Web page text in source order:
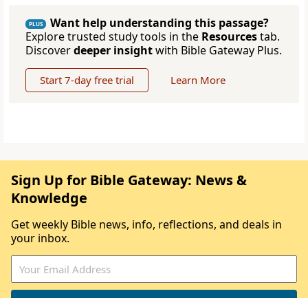
PLUS
Want help understanding this passage?
Explore trusted study tools in the Resourcestab.
Discoverdeeper insightwith Bible Gateway Plus.
Start 7-day free trial Learn More
Sign Up for Bible Gateway: News &
Knowledge
Get weekly Bible news, info, reflections, and deals in
your inbox.